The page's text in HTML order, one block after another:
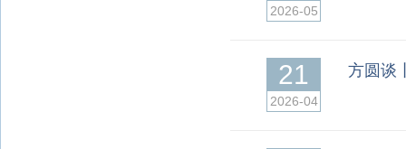
2026-05
21
2026-04
方圆谈